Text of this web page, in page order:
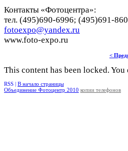
Контакты «Фотоцентра»:
тел. (495)690-6996; (495)691-
fotoexpo@yandex.ru
www.foto-expo.ru
<
This content has been locked.
RSS | В начало страницы
Объединение Фотоцентр 2010 копии телефонов